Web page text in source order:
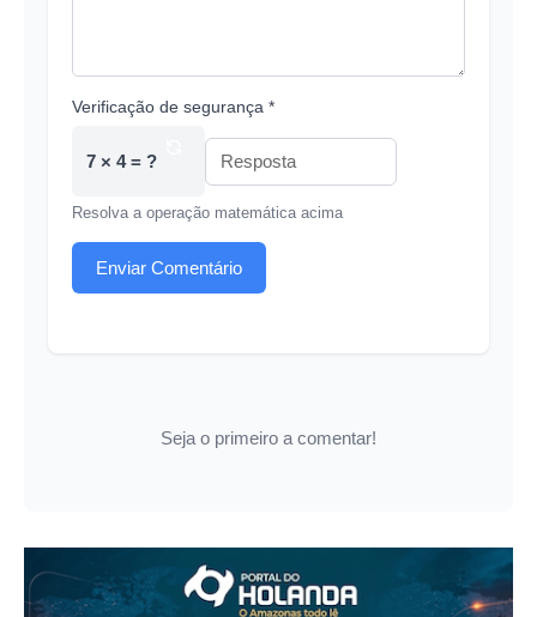
Verificação de segurança *
7 × 4 = ?
Resolva a operação matemática acima
Enviar Comentário
Seja o primeiro a comentar!